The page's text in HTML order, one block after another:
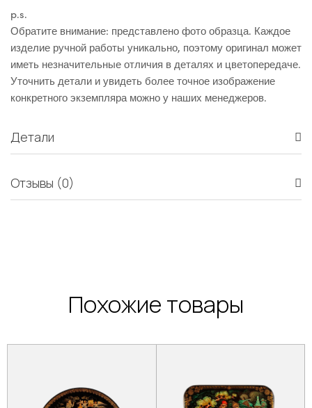
p.s.
Обратите внимание: представлено фото образца. Каждое
изделие ручной работы уникально, поэтому оригинал может
иметь незначительные отличия в деталях и цветопередаче.
Уточнить детали и увидеть более точное изображение
конкретного экземпляра можно у наших менеджеров.
Детали
Отзывы (0)
Похожие товары